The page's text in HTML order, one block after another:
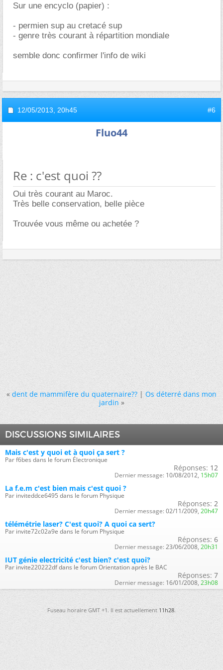
Sur une encyclo (papier) :
- permien sup au cretacé sup
- genre très courant à répartition mondiale
semble donc confirmer l'info de wiki
12/05/2013, 20h45 #6
Fluo44
Re : c'est quoi ??
Oui très courant au Maroc.
Très belle conservation, belle pièce
Trouvée vous même ou achetée ?
« dent de mammifère du quaternaire??|Os déterré dans mon
jardin »
DISCUSSIONS SIMILAIRES
Mais c'est y quoi et à quoi ça sert ?
Par f6bes dans le forum Électronique
Réponses: 12
Dernier message: 10/08/2012, 15h07
La f.e.m c'est bien mais c'est quoi ?
Par inviteddce6495 dans le forum Physique
Réponses: 2
Dernier message: 02/11/2009, 20h47
télémétrie laser? C'est quoi? A quoi ca sert?
Par invite72c02a9e dans le forum Physique
Réponses: 6
Dernier message: 23/06/2008, 20h31
IUT génie electricité c'est bien? c'est quoi?
Par invite220222df dans le forum Orientation après le BAC
Réponses: 7
Dernier message: 16/01/2008, 23h08
Fuseau horaire GMT +1. Il est actuellement11h28.